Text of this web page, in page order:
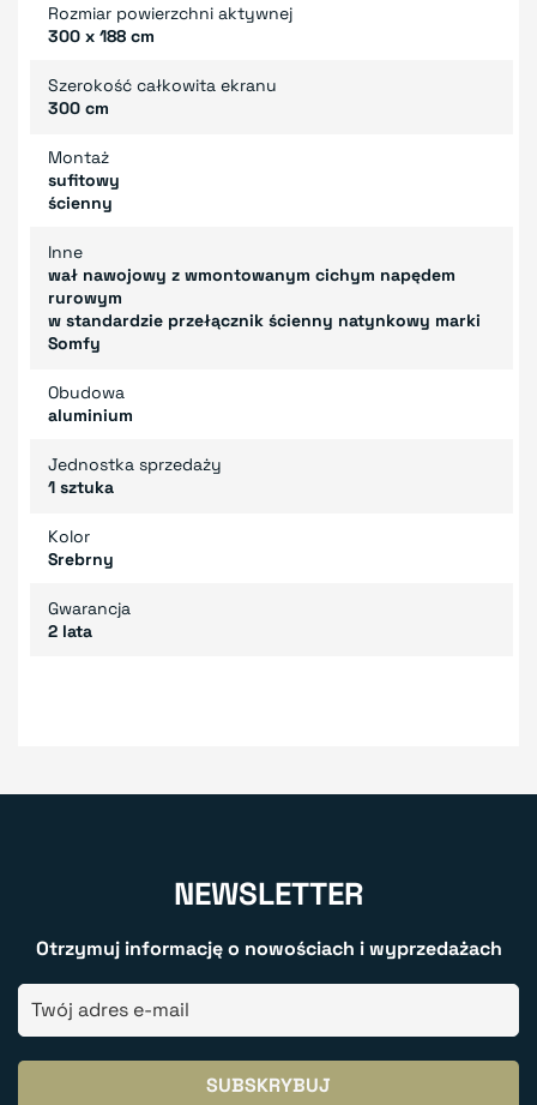
Rozmiar powierzchni aktywnej
300 x 188 cm
Szerokość całkowita ekranu
300 cm
Montaż
sufitowy
ścienny
Inne
wał nawojowy z wmontowanym cichym napędem
rurowym
w standardzie przełącznik ścienny natynkowy marki
Somfy
Obudowa
aluminium
Jednostka sprzedaży
1 sztuka
Kolor
Srebrny
Gwarancja
2 lata
NEWSLETTER
Otrzymuj informację o nowościach i wyprzedażach